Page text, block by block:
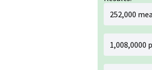
252,000
1,008,0000